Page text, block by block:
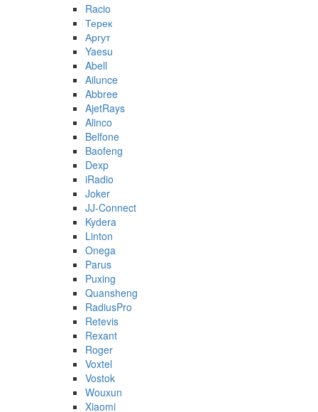
Racio
Терек
Аргут
Yaesu
Abell
Ailunce
Abbree
AjetRays
Alinco
Belfone
Baofeng
Dexp
iRadio
Joker
JJ-Connect
Kydera
Linton
Onega
Parus
Puxing
Quansheng
RadiusPro
Retevis
Rexant
Roger
Voxtel
Vostok
Wouxun
Xiaomi